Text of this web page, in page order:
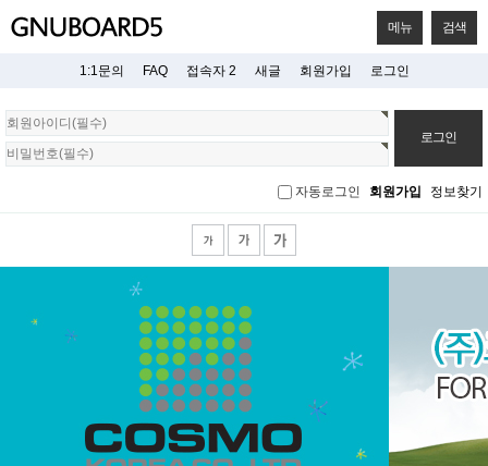
메뉴 검색
1:1문의 FAQ 접속자 2 새글 회원가입 로그인
회
원
로
자동로그인 회원가입 정보찾기